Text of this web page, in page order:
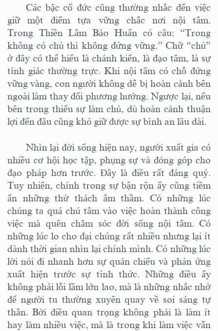
Các bậc cổ đức cũng thường nhắc đến việc
giữ một điểm tựa vững chắc nơi nội tâm.
Trong Thiền Lâm Bảo Huấn có câu: “Trong
không có chủ thì không đứng vững.” Chữ “chủ”
ở đây có thể hiểu là chánh kiến, là đạo tâm, là sự
tỉnh giác thường trực. Khi nội tâm có chỗ đứng
vững vàng, con người không dễ bị hoàn cảnh bên
ngoài làm thay đổi phương hướng. Ngược lại, nếu
bên trong thiếu sự làm chủ, dù hoàn cảnh thuận
lợi đến đâu cũng khó giữ được sự bình an lâu dài.
Nhìn lại đời sống hiện nay, người xuất gia có
nhiều cơ hội học tập, phụng sự và đóng góp cho
đạo pháp hơn trước. Đây là điều rất đáng quý.
Tuy nhiên, chính trong sự bận rộn ấy cũng tiềm
ẩn những thử thách âm thầm. Có những lúc
chúng ta quá chú tâm vào việc hoàn thành công
việc mà quên chăm sóc đời sống nội tâm. Có
những lúc lo cho đại chúng rất nhiều nhưng lại ít
dành thời gian nhìn lại chính mình. Có những lúc
lời nói đi nhanh hơn sự quán chiếu và phản ứng
xuất hiện trước sự tỉnh thức. Những điều ấy
không phải lỗi lầm lớn lao, mà là những nhắc nhở
để người tu thường xuyên quay về soi sáng tự
thân. Bởi điều quan trọng không phải là làm ít
hay làm nhiều việc, mà là trong khi làm việc vẫn